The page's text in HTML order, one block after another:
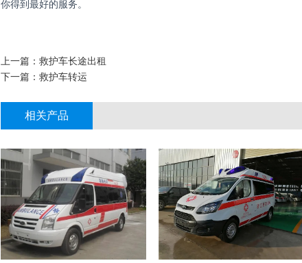
你得到最好的服务。
上一篇： 救护车长途出租
下一篇： 救护车转运
相关产品